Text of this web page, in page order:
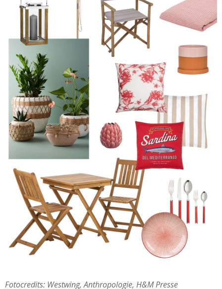
Fotocredits: Westwing, Anthropologie, H&M Presse